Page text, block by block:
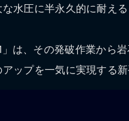
水圧に半永久的に耐え
は、その発破作業から
ップを一気に実現する新